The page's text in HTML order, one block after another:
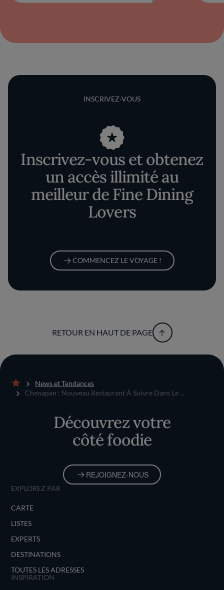
INSCRIVEZ-VOUS
Inscrivez-vous et obtenez
un accès illimité au
meilleur de Fine Dining
Lovers
COMMENCEZ LE VOYAGE !
RETOUR EN HAUT DE PAGE
Accueil
News et Tendances
Chenapan : Nouveau Restaurant À Suivre Dans Le ...
Découvrez votre
côté foodie
REJOIGNEZ-NOUS
EXPLOREZ PAR
CARTE
LISTES
EXPERTS
DESTINATIONS
TOUTES LES ADRESSES
INSPIRATION